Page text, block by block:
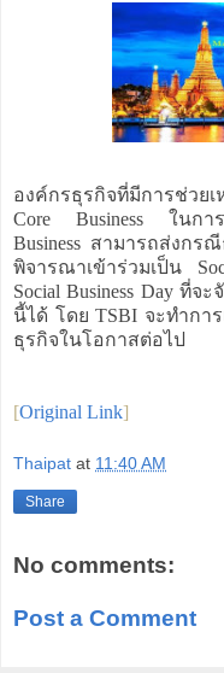
องค์กรธุรกิจที่มีการช่วย
Core Business ในกา
Business สามารถส่งกร
พิจารณาเข้าร่วมเป็น
Social Business Day ที่
นี้ได้ โดย TSBI จะทำกา
ธุรกิจในโอกาสต่อไป
[Original Link]
Thaipat at 11:40 AM
Share
No comments:
Post a Comment